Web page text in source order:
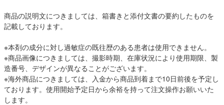
商品の説明文につきましては、箱書きと添付文書の要約したものを
記載しております。
※本剤の成分に対し過敏症の既往歴のある患者は使用できません。
※商品画像につきましては、撮影時期、在庫状況により使用期限、製
造番号、デザインが異なることがございます。
※海外商品につきましては、入金から商品到着まで10日前後を予定し
ております。使用開始予定日から余裕を持って注文操作お願いいた
します。